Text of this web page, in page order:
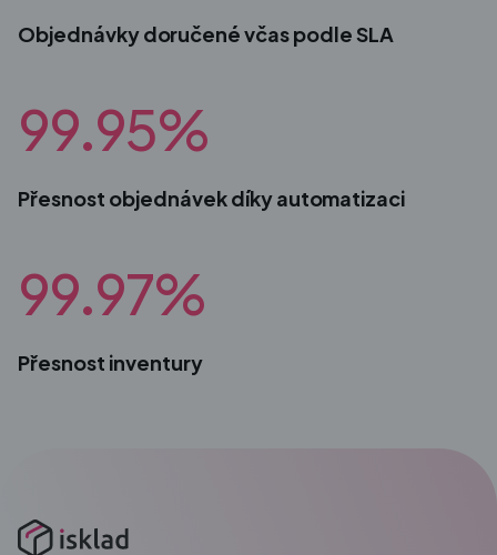
Objednávky doručené včas podle SLA
99.95%
Přesnost objednávek díky automatizaci
99.97%
Přesnost inventury